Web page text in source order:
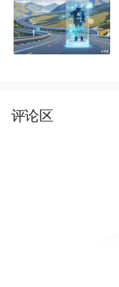
评论区